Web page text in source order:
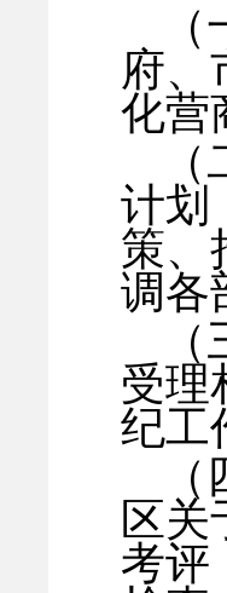
府、
化营
计划
策、
调各
受理
纪工
区
考评